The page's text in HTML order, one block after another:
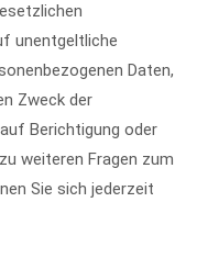
unentgeltliche
Daten,
Zweck der
Berichtigung oder
weiteren Fragen zum
Sie sich jederzeit